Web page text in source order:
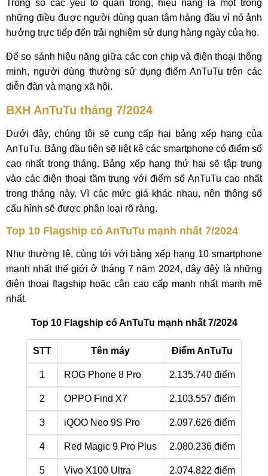
Trong số các yếu tố quan trọng, hiệu năng là một trong
những điều được người dùng quan tâm hàng đầu vì nó ảnh
hưởng trực tiếp đến trải nghiệm sử dụng hàng ngày của họ.
Để so sánh hiệu năng giữa các con chip và điện thoại thông
minh, người dùng thường sử dụng điểm AnTuTu trên các
diễn đàn và mạng xã hội.
BXH AnTuTu tháng 7/2024
Dưới đây, chúng tôi sẽ cung cấp hai bảng xếp hạng của
AnTuTu. Bảng đầu tiên sẽ liệt kê các smartphone có điểm số
cao nhất trong tháng. Bảng xếp hạng thứ hai sẽ tập trung
vào các điện thoại tầm trung với điểm số AnTuTu cao nhất
trong tháng này. Vì các mức giá khác nhau, nên thông số
cấu hình sẽ được phân loại rõ ràng.
Top 10 Flagship có AnTuTu mạnh nhất 7/2024
Như thường lệ, cùng tới với bảng xếp hạng 10 smartphone
mạnh nhất thế giới ở tháng 7 năm 2024, đây đêỳ là những
điện thoại flagship hoặc cận cao cấp mạnh nhất mạnh mẽ
nhất.
Top 10 Flagship có AnTuTu mạnh nhất 7/2024
STT Tên máy Điểm AnTuTu
1 ROG Phone 8 Pro 2.135.740 điểm
2 OPPO Find X7 2.103.557 điểm
3 iQOO Neo 9S Pro 2.097.626 điểm
4 Red Magic 9 Pro Plus 2.080.236 điểm
5 Vivo X100 Ultra 2.074.822 điểm